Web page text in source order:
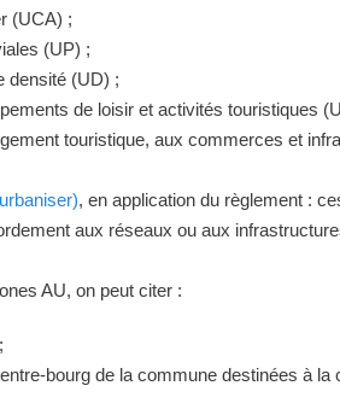
(UCA) ;
(UP) ;
densité (UD) ;
de loisir et activités touristiques
touristique, aux commerces et
, en application du règlement :
aux réseaux ou aux
AU, on peut citer :
bourg de la commune destinées à